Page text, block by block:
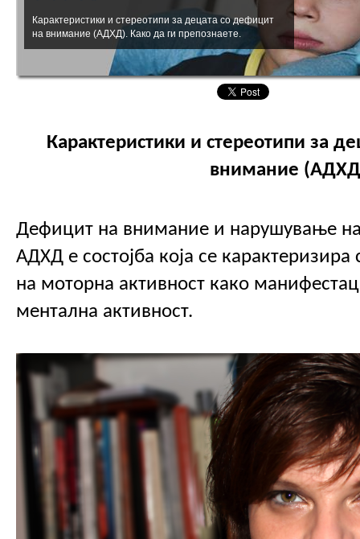
Карактеристики и стереотипи за децата со дефицит
на внимание (АДХД). Како да ги препознаете.
Карактеристики и стереотипи за
внимание
Дефицит на внимание и нарушување
АДХД е состојба која се карактеризира
на моторна активност како
ментална активност.